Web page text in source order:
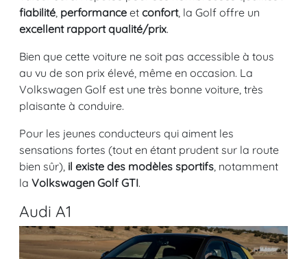
fiabilité, performance et confort, la Golf offre un
excellent rapport qualité/prix.
Bien que cette voiture ne soit pas accessible à tous
au vu de son prix élevé, même en occasion. La
Volkswagen Golf est une très bonne voiture, très
plaisante à conduire.
Pour les jeunes conducteurs qui aiment les
sensations fortes (tout en étant prudent sur la route
bien sûr), il existe des modèles sportifs, notamment
la Volkswagen Golf GTI.
Audi A1